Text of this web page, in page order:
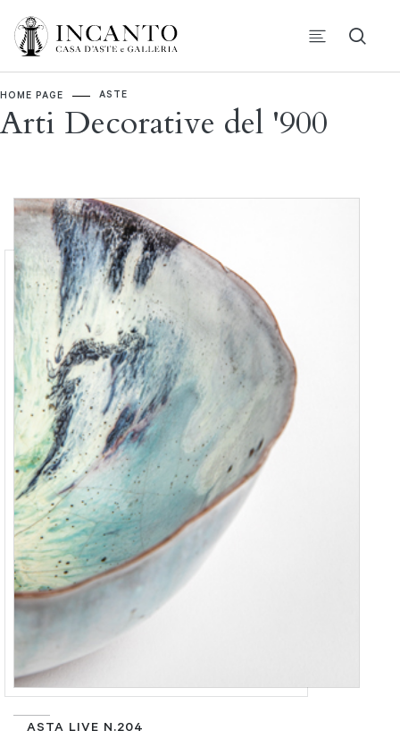
HOME PAGE ASTE
Arti Decorative del '900
ASTA LIVE N.204